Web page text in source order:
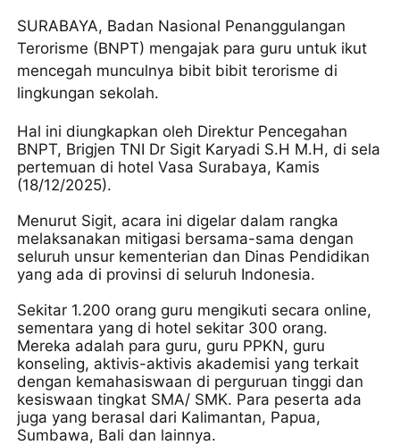
SURABAYA, Badan Nasional Penanggulangan
Terorisme (BNPT) mengajak para guru untuk ikut
mencegah munculnya bibit bibit terorisme di
lingkungan sekolah.
Hal ini diungkapkan oleh Direktur Pencegahan
BNPT, Brigjen TNI Dr Sigit Karyadi S.H M.H, di sela
pertemuan di hotel Vasa Surabaya, Kamis
(18/12/2025).
Menurut Sigit, acara ini digelar dalam rangka
melaksanakan mitigasi bersama-sama dengan
seluruh unsur kementerian dan Dinas Pendidikan
yang ada di provinsi di seluruh Indonesia.
Sekitar 1.200 orang guru mengikuti secara online,
sementara yang di hotel sekitar 300 orang.
Mereka adalah para guru, guru PPKN, guru
konseling, aktivis-aktivis akademisi yang terkait
dengan kemahasiswaan di perguruan tinggi dan
kesiswaan tingkat SMA/ SMK. Para peserta ada
juga yang berasal dari Kalimantan, Papua,
Sumbawa, Bali dan lainnya.